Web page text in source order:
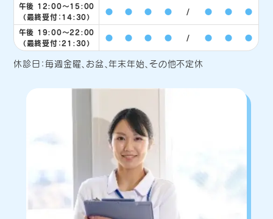
午後 12:00〜15:00
（最終受付：14:30）
● ● ● ● / ● ● ●
午後 19:00〜22:00
（最終受付：21:30）
● ● ● ● / ● ● ●
休診日：毎週金曜、お盆、年末年始、その他不定休